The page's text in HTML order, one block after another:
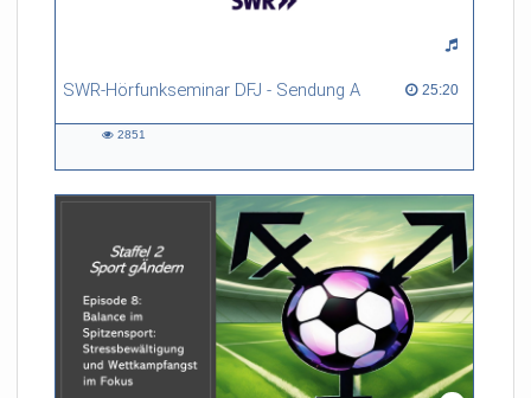
SWR-Hörfunkseminar DFJ - Sendung A 25:20
25:20 duration
2851